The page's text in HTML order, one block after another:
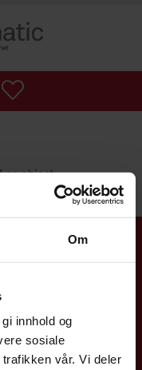
Om
innhold og
sosiale
vår. Vi deler
an object.
Vi er et
som alltid
kunde.